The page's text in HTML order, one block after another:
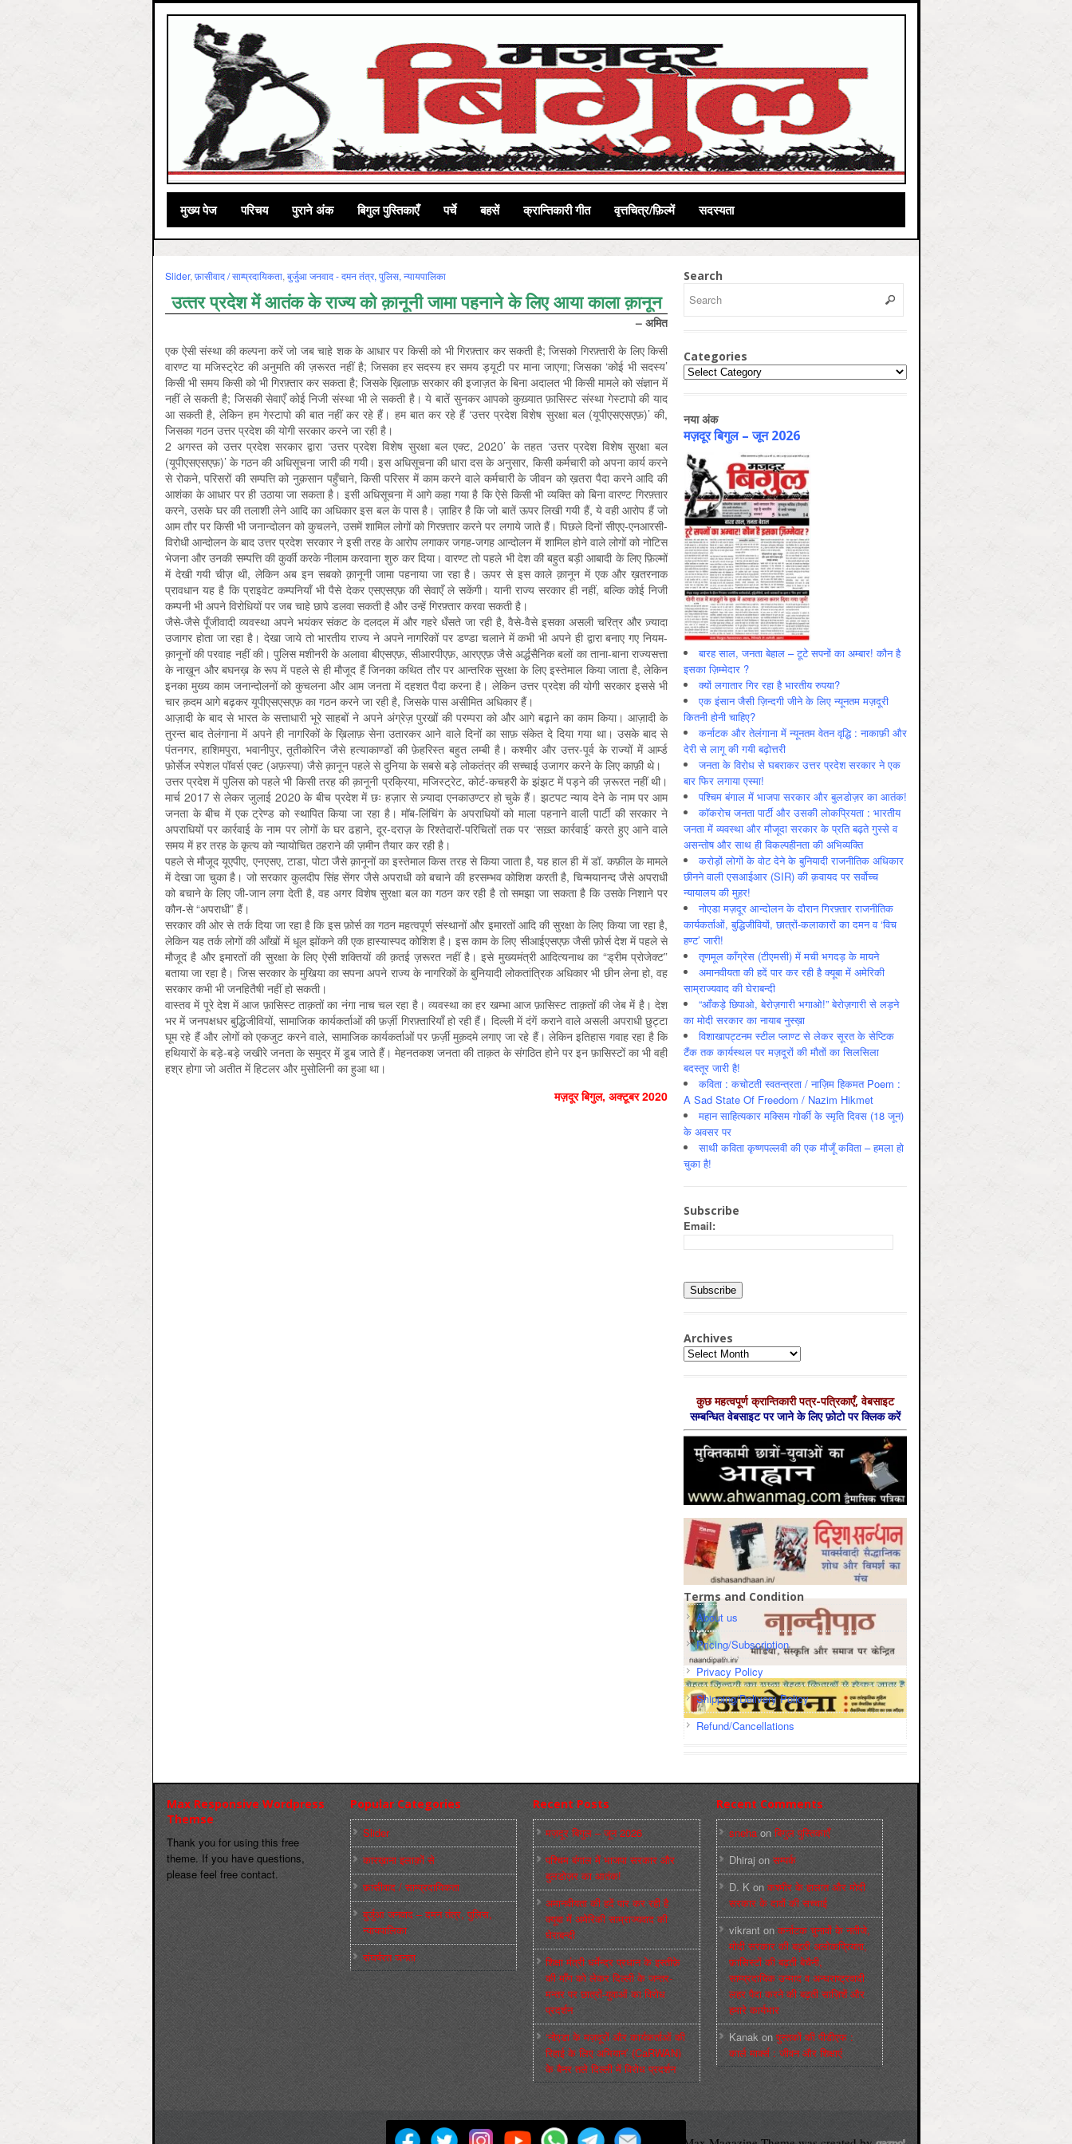
मुख्‍य पेज परिचय पुराने अंक बिगुल पुस्तिकाएँ पर्चे बहसें क्रान्तिकारी गीत वृत्तचित्र/फ़िल्में सदस्यता
Slider, फ़ासीवाद / साम्‍प्रदायिकता, बुर्जुआ जनवाद - दमन तंत्र, पुलिस, न्‍यायपालिका
उत्‍तर प्रदेश में आतंक के राज्‍य को क़ानूनी जामा पहनाने के लिए आया काला क़ानून
– अमित
एक ऐसी संस्था की कल्पना करें जो जब चाहे शक के आधार पर किसी को भी गिरफ़्तार कर सकती है; जिसको गिरफ़्तारी के लिए किसी
वारण्ट या मजिस्ट्रेट की अनुमति की ज़रूरत नहीं है; जिसका हर सदस्य हर समय ड्यूटी पर माना जाएगा; जिसका ‘कोई भी सदस्य’
किसी भी समय किसी को भी गिरफ़्तार कर सकता है; जिसके ख़िलाफ़ सरकार की इजाज़त के बिना अदालत भी किसी मामले को संज्ञान में
नहीं ले सकती है; जिसकी सेवाएँ कोई निजी संस्था भी ले सकती है। ये बातें सुनकर आपको कुख़्यात फ़ासिस्ट संस्था गेस्टापो की याद
आ सकती है, लेकिन हम गेस्टापो की बात नहीं कर रहे हैं। हम बात कर रहे हैं ‘उत्तर प्रदेश विशेष सुरक्षा बल (यूपीएसएसएफ़)’ की,
जिसका गठन उत्तर प्रदेश की योगी सरकार करने जा रही है।
2 अगस्त को उत्तर प्रदेश सरकार द्वारा ‘उत्तर प्रदेश विशेष सुरक्षा बल एक्ट, 2020’ के तहत ‘उत्तर प्रदेश विशेष सुरक्षा बल
(यूपीएसएसएफ़)’ के गठन की अधिसूचना जारी की गयी। इस अधिसूचना की धारा दस के अनुसार, किसी कर्मचारी को अपना कार्य करने
से रोकने, परिसरों की सम्पत्ति को नुक़सान पहुँचाने, किसी परिसर में काम करने वाले कर्मचारी के जीवन को ख़तरा पैदा करने आदि की
आशंका के आधार पर ही उठाया जा सकता है। इसी अधिसूचना में आगे कहा गया है कि ऐसे किसी भी व्यक्ति को बिना वारण्ट गिरफ़्तार
करने, उसके घर की तलाशी लेने आदि का अधिकार इस बल के पास है। ज़ाहिर है कि जो बातें ऊपर लिखी गयी हैं, ये वही आरोप हैं जो
आम तौर पर किसी भी जनान्दोलन को कुचलने, उसमें शामिल लोगों को गिरफ़्तार करने पर लगाये जाते हैं। पिछले दिनों सीएए-एनआरसी-
विरोधी आन्दोलन के बाद उत्तर प्रदेश सरकार ने इसी तरह के आरोप लगाकर जगह-जगह आन्दोलन में शामिल होने वाले लोगों को नोटिस
भेजना और उनकी सम्पत्ति की कुर्की करके नीलाम करवाना शुरु कर दिया। वारण्ट तो पहले भी देश की बहुत बड़ी आबादी के लिए फ़िल्मों
में देखी गयी चीज़ थी, लेकिन अब इन सबको क़ानूनी जामा पहनाया जा रहा है। ऊपर से इस काले क़ानून में एक और ख़तरनाक
प्रावधान यह है कि प्राइवेट कम्पनियाँ भी पैसे देकर एसएसएफ़ की सेवाएँ ले सकेंगी। यानी राज्य सरकार ही नहीं, बल्कि कोई निजी
कम्पनी भी अपने विरोधियों पर जब चाहे छापे डलवा सकती है और उन्हें गिरफ़्तार करवा सकती है।
जैसे-जैसे पूँजीवादी व्यवस्था अपने भयंकर संकट के दलदल में और गहरे धँसते जा रही है, वैसे-वैसे इसका असली चरित्र और ज़्यादा
उजागर होता जा रहा है। देखा जाये तो भारतीय राज्य ने अपने नागरिकों पर डण्डा चलाने में कभी भी अपने ही द्वारा बनाए गए नियम-
क़ानूनों की परवाह नहीं की। पुलिस मशीनरी के अलावा बीएसएफ़, सीआरपीएफ़, आरएएफ़ जैसे अर्द्धसैनिक बलों का ताना-बाना राज्यसत्ता
के नाख़ून और बघनख़ के रूप में पहले से ही मौजूद हैं जिनका कथित तौर पर आन्तरिक सुरक्षा के लिए इस्तेमाल किया जाता है, लेकिन
इनका मुख्य काम जनान्दोलनों को कुचलना और आम जनता में दहशत पैदा करना है। लेकिन उत्तर प्रदेश की योगी सरकार इससे भी
चार क़दम आगे बढ़कर यूपीएसएसएफ़ का गठन करने जा रही है, जिसके पास असीमित अधिकार हैं।
आज़ादी के बाद से भारत के सत्ताधारी भूरे साहबों ने अपने अंग्रेज़ पुरखों की परम्परा को और आगे बढ़ाने का काम किया। आज़ादी के
तुरन्त बाद तेलंगाना में अपने ही नागरिकों के ख़िलाफ़ सेना उतारकर आने वाले दिनों का साफ़ संकेत दे दिया गया था। उसके बाद से
पंतनगर, हाशिमपुरा, भवानीपुर, तूतीकोरि‍न जैसे हत्याकाण्डों की फ़ेहरिस्त बहुत लम्बी है। कश्मीर और उत्तर-पूर्व के राज्यों में आर्म्ड
फ़ोर्सेज स्पेशल पॉवर्स एक्ट (अफ़स्पा) जैसे क़ानून पहले से दुनिया के सबसे बड़े लोकतंत्र की सच्चाई उजागर करने के लिए काफ़ी थे।
उत्तर प्रदेश में पुलिस को पहले भी किसी तरह की क़ानूनी प्रक्रिया, मजिस्ट्रेट, कोर्ट-कचहरी के झंझट में पड़ने की ज़रूरत नहीं थी।
मार्च 2017 से लेकर जुलाई 2020 के बीच प्रदेश में छः हज़ार से ज़्यादा एनकाउण्टर हो चुके हैं। झटपट न्याय देने के नाम पर आम
जनता के बीच में एक ट्रेण्ड को स्थापित किया जा रहा है। मॉब-लिंचिंग के अपराधियों को माला पहनाने वाली पार्टी की सरकार ने
अपराधियों पर कार्रवाई के नाम पर लोगों के घर ढहाने, दूर-दराज़ के रिश्तेदारों-परिचितों तक पर ‘सख़्त कार्रवाई’ करते हुए आने वाले
समय में हर तरह के कृत्य को न्यायोचित ठहराने की ज़मीन तैयार कर रही है।
पहले से मौजूद यूएपीए, एनएसए, टाडा, पोटा जैसे क़ानूनों का इस्तेमाल किस तरह से किया जाता है, यह हाल ही में डॉ. कफ़ील के मामले
में देखा जा चुका है। जो सरकार कुलदीप सिंह सेंगर जैसे अपराधी को बचाने की हरसम्भव कोशिश करती है, चिन्मयानन्द जैसे अपराधी
को बचाने के लिए जी-जान लगा देती है, वह अगर विशेष सुरक्षा बल का गठन कर रही है तो समझा जा सकता है कि उसके निशाने पर
कौन-से “अपराधी” हैं।
सरकार की ओर से तर्क दिया जा रहा है कि इस फ़ोर्स का गठन महत्वपूर्ण संस्थानों और इमारतों आदि की सुरक्षा के लिए किया जा रहा है,
लेकिन यह तर्क लोगों की आँखों में धूल झोंकने की एक हास्यास्पद कोशिश है। इस काम के लिए सीआईएसएफ़ जैसी फ़ोर्स देश में पहले से
मौजूद है और इमारतों की सुरक्षा के लिए ऐसी शक्तियों की क़तई ज़रूरत नहीं है। इसे मुख्यमंत्री आदित्यनाथ का “ड्रीम प्रोजेक्ट”
बताया जा रहा है। जिस सरकार के मुखिया का सपना अपने राज्य के नागरिकों के बुनियादी लोकतांत्रिक अधिकार भी छीन लेना हो, वह
सरकार कभी भी जनहितैषी नहीं हो सकती।
वास्तव में पूरे देश में आज फ़ासिस्ट ताक़तों का नंगा नाच चल रहा है। व्यवस्था का हर खम्भा आज फ़ासिस्ट ताक़तों की जेब में है। देश
भर में जनपक्षधर बुद्धिजीवियों, सामाजिक कार्यकर्ताओं की फ़र्ज़ी गिरफ़्तारियाँ हो रही हैं। दिल्ली में दंगें कराने वाले असली अपराधी छुट्टा
घूम रहे हैं और लोगों को एकजुट करने वाले, सामाजिक कार्यकर्ताओं पर फ़र्ज़ी मुक़दमे लगाए जा रहे हैं। लेकिन इतिहास गवाह रहा है कि
हथियारों के बड़े-बड़े जखीरे जनता के समुद्र में डूब जाते हैं। मेहनतकश जनता की ताक़त के संगठित होने पर इन फ़ासिस्टों का भी वही
हश्र होगा जो अतीत में हिटलर और मुसोलिनी का हुआ था।
मज़दूर बिगुल, अक्टूबर 2020
Search
Categories
Categories
नया अंक
मज़दूर बिगुल – जून 2026
बारह साल, जनता बेहाल – टूटे सपनों का अम्बार! कौन है
इसका ज़िम्मेदार ?
क्यों लगातार गिर रहा है भारतीय रुपया?
एक इंसान जैसी ज़िन्दगी जीने के लिए न्यूनतम मज़दूरी
कितनी होनी चाहिए?
कर्नाटक और तेलंगाना में न्यूनतम वेतन वृद्धि : नाकाफ़ी और
देरी से लागू की गयी बढ़ोत्तरी
जनता के विरोध से घबराकर उत्तर प्रदेश सरकार ने एक
बार फिर लगाया एस्मा!
पश्चिम बंगाल में भाजपा सरकार और बुलडोज़र का आतंक!
कॉकरोच जनता पार्टी और उसकी लोकप्रियता : भारतीय
जनता में व्‍यवस्‍था और मौजूदा सरकार के प्रति बढ़ते गुस्‍से व
असन्‍तोष और साथ ही विकल्‍पहीनता की अभिव्‍यक्ति
करोड़ों लोगों के वोट देने के बुनियादी राजनीतिक अधिकार
छीनने वाली एसआईआर (SIR) की क़वायद पर सर्वोच्च
न्यायालय की मुहर!
नोएडा मज़दूर आन्दोलन के दौरान गिरफ़्तार राजनीतिक
कार्यकर्ताओं, बुद्धिजीवियों, छात्रों-कलाकारों का दमन व ‘विच
हण्ट’ जारी!
तृणमूल काँग्रेस (टीएमसी) में मची भगदड़ के मायने
अमानवीयता की हदें पार कर रही है क्यूबा में अमेरिकी
साम्राज्यवाद की घेराबन्दी
“आँकड़े छिपाओ, बेरोज़गारी भगाओ!” बेरोज़गारी से लड़ने
का मोदी सरकार का नायाब नुस्ख़ा
विशाखापट्टनम स्टील प्लाण्ट से लेकर सूरत के सेप्टिक
टैंक तक कार्यस्थल पर मज़दूरों की मौतों का सिलसिला
बदस्तूर जारी है!
कविता : कचोटती स्वतन्त्रता / नाज़िम हिकमत Poem :
A Sad State Of Freedom / Nazim Hikmet
महान साहित्यकार मक्सिम गोर्की के स्मृति दिवस (18 जून)
के अवसर पर
साथी कविता कृष्णपल्लवी की एक मौजूँ कविता – हमला हो
चुका है!
Subscribe
Email:
Archives
Archives
कुछ महत्‍वपूर्ण क्रान्तिकारी पत्र-पत्रिकाएँ, वेबसाइट
सम्‍बन्धित वेबसाइट पर जाने के लिए फ़ोटो पर क्लिक करें
Terms and Condition
About us
Pricing/Subscription
Privacy Policy
Shipping/Delivery Policy
Refund/Cancellations
Max Responsive Wordpress
Themse
Thank you for using this free
theme. If you have questions,
please feel free contact.
Popular Categories
Slider
कारख़ाना इलाक़ों से
फ़ासीवाद / साम्‍प्रदायिकता
बुर्जुआ जनवाद – दमन तंत्र, पुलिस,
न्‍यायपालिका
संघर्षरत जनता
Recent Posts
मज़दूर बिगुल – जून 2026
पश्चिम बंगाल में भाजपा सरकार और
बुलडोज़र का आतंक!
अमानवीयता की हदें पार कर रही है
क्यूबा में अमेरिकी साम्राज्यवाद की
घेराबन्दी
शिक्षा मंत्री धर्मेन्द्र प्रधान के इस्तीफ़े
की माँग को लेकर दिल्ली के जन्तर-
मन्तर पर छात्रों-युवाओं का विरोध
प्रदर्शन
‘नोएडा के मज़दूरों और कार्यकर्ताओं की
रिहाई के लिए अभियान’ (CaRWAN)
के बैनर तले दिल्ली में विरोध प्रदर्शन
Recent Comments
snehaonबिगुल पुस्तिकाएँ
Dhirajon सम्पर्क
D. Konकश्मीर के हालात और मोदी
सरकार के दावों की सच्चाई
vikrantonकर्नाटक चुनावों के नतीजे,
मोदी सरकार की बढ़ती अलोकप्रियता,
फ़ासिस्टों की बढ़ती बेचैनी,
साम्प्रदायिक उन्माद व अन्धराष्ट्रवादी
लहर पैदा करने की बढ़ती साज़िशें और
हमारे कार्यभार
Kanakonपुस्‍तकों की पीडीएफ :
कार्ल मार्क्‍स : जीवन और शिक्षाएं
मज़दूर बिगुल Powered by
WordPress